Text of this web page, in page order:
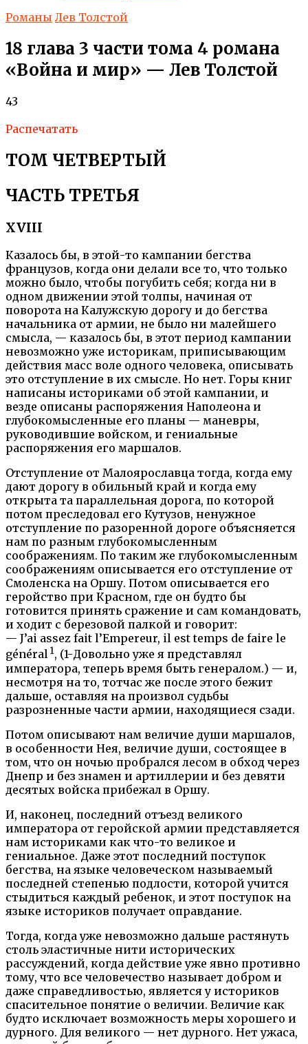
Романы Лев Толстой
18 глава 3 части тома 4 романа
«Война и мир» — Лев Толстой
43
Распечатать
ТОМ ЧЕТВЕРТЫЙ
ЧАСТЬ ТРЕТЬЯ
XVIII
Казалось бы, в этой-то кампании бегства
французов, когда они делали все то, что только
можно было, чтобы погубить себя; когда ни в
одном движении этой толпы, начиная от
поворота на Калужскую дорогу и до бегства
начальника от армии, не было ни малейшего
смысла, — казалось бы, в этот период кампании
невозможно уже историкам, приписывающим
действия масс воле одного человека, описывать
это отступление в их смысле. Но нет. Горы книг
написаны историками об этой кампании, и
везде описаны распоряжения Наполеона и
глубокомысленные его планы — маневры,
руководившие войском, и гениальные
распоряжения его маршалов.
Отступление от Малоярославца тогда, когда ему
дают дорогу в обильный край и когда ему
открыта та параллельная дорога, по которой
потом преследовал его Кутузов, ненужное
отступление по разоренной дороге объясняется
нам по разным глубокомысленным
соображениям. По таким же глубокомысленным
соображениям описывается его отступление от
Смоленска на Оршу. Потом описывается его
геройство при Красном, где он будто бы
готовится принять сражение и сам командовать,
и ходит с березовой палкой и говорит:
— J’ai assez fait l’Empereur, il est temps de faire le
général1, (1-Довольно уже я представлял
императора, теперь время быть генералом.) — и,
несмотря на то, тотчас же после этого бежит
дальше, оставляя на произвол судьбы
разрозненные части армии, находящиеся сзади.
Потом описывают нам величие души маршалов,
в особенности Нея, величие души, состоящее в
том, что он ночью пробрался лесом в обход через
Днепр и без знамен и артиллерии и без девяти
десятых войска прибежал в Оршу.
И, наконец, последний отъезд великого
императора от геройской армии представляется
нам историками как что-то великое и
гениальное. Даже этот последний поступок
бегства, на языке человеческом называемый
последней степенью подлости, которой учится
стыдиться каждый ребенок, и этот поступок на
языке историков получает оправдание.
Тогда, когда уже невозможно дальше растянуть
столь эластичные нити исторических
рассуждений, когда действие уже явно противно
тому, что все человечество называет добром и
даже справедливостью, является у историков
спасительное понятие о величии. Величие как
будто исключает возможность меры хорошего и
дурного. Для великого — нет дурного. Нет ужаса,